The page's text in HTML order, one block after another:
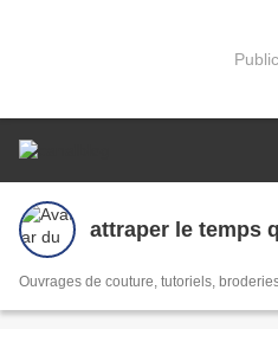
attraper le temps
Ouvrages de couture, tutoriels,